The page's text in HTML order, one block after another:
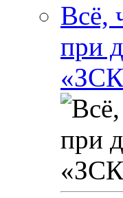
Всё,
при